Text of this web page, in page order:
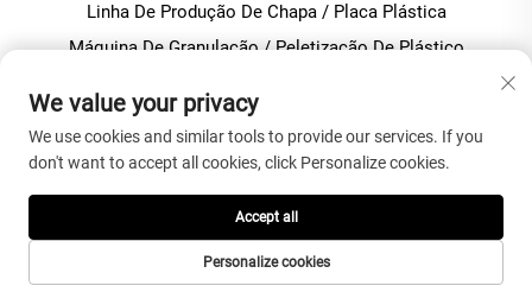
Linha De Produção De Chapa / Placa Plástica
Máquina De Granulação / Peletização De Plástico
SOBRE A EMPRESA
Política de privacidade
We value your privacy
We use cookies and similar tools to provide our services. If you
don't want to accept all cookies, click Personalize cookies.
Personalize cookies
Accept all